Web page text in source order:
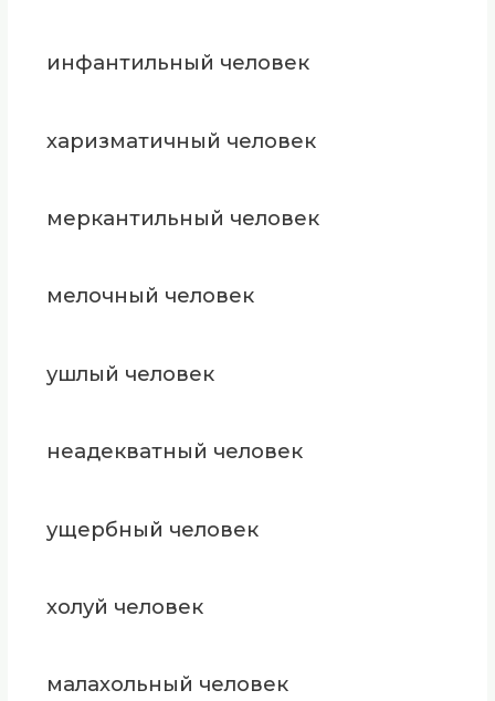
инфантильный человек
харизматичный человек
меркантильный человек
мелочный человек
ушлый человек
неадекватный человек
ущербный человек
холуй человек
малахольный человек